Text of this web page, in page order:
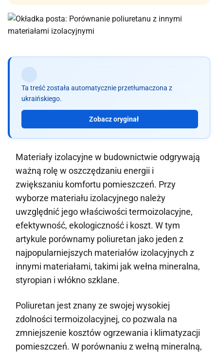
Ta treść została automatycznie przetłumaczona z
ukraińskiego.
Zobacz oryginał
Materiały izolacyjne w budownictwie odgrywają
ważną rolę w oszczędzaniu energii i
zwiększaniu komfortu pomieszczeń. Przy
wyborze materiału izolacyjnego należy
uwzględnić jego właściwości termoizolacyjne,
efektywność, ekologiczność i koszt. W tym
artykule porównamy poliuretan jako jeden z
najpopularniejszych materiałów izolacyjnych z
innymi materiałami, takimi jak wełna mineralna,
styropian i włókno szklane.
Poliuretan jest znany ze swojej wysokiej
zdolności termoizolacyjnej, co pozwala na
zmniejszenie kosztów ogrzewania i klimatyzacji
pomieszczeń. W porównaniu z wełną mineralną,